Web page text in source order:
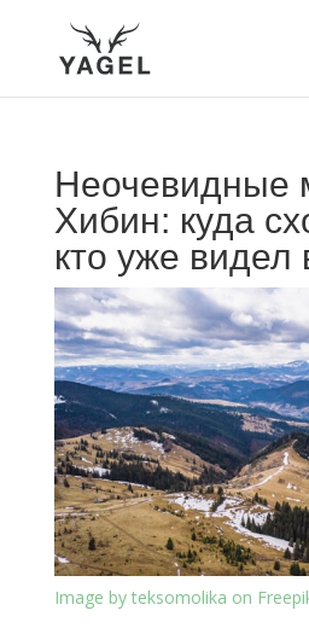
Неочевидные
Хибин: куда
кто уже видел
Image by teksomolika on